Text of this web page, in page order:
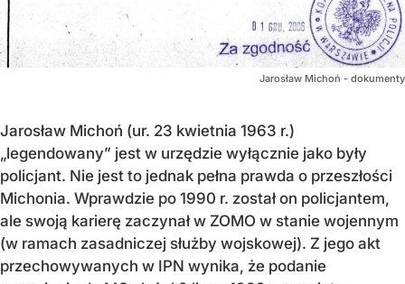
Jarosław Michoń - dokumenty
Jarosław Michoń (ur. 23 kwietnia 1963 r.)
„legendowany” jest w urzędzie wyłącznie jako były
policjant. Nie jest to jednak pełna prawda o przeszłości
Michonia. Wprawdzie po 1990 r. został on policjantem,
ale swoją karierę zaczynał w ZOMO w stanie wojennym
(w ramach zasadniczej służby wojskowej). Z jego akt
przechowywanych w IPN wynika, że podanie